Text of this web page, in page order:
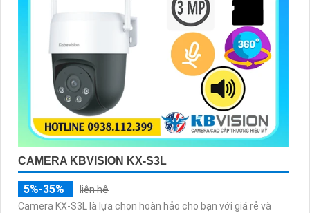
CAMERA KBVISION KX-S3L
5%-35%
liên hệ
Camera KX-S3L là lựa chọn hoàn hảo cho bạn với giá rẻ và